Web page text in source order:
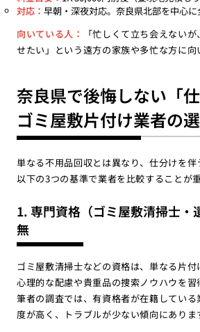
対応： 早朝・深夜対応。奈良県北部を中心に
向いている人：
「忙しくて立ち会えない
せたい」という遠方の家族や多忙な方に向
奈良県で後悔しない「仕
ゴミ屋敷片付け業者の
単なる不用品回収とは異なり、仕分けを
以下の3つの基準で業者を比較することが重
1. 専門資格（ゴミ屋敷清掃士・
無
ゴミ屋敷清掃士などの資格は、単なる片付
心理的な配慮や貴重品の捜索ノウハウを習
筆者の調査では、有資格者が在籍してい
度が高く、トラブルが少ない傾向にありま